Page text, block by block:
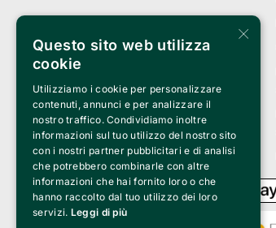
×
Questo sito web utilizza
cookie
Utilizziamo i cookie per personalizzare
contenuti, annunci e per analizzare il
nostro traffico. Condividiamo inoltre
informazioni sul tuo utilizzo del nostro sito
con i nostri partner pubblicitari e di analisi
che potrebbero combinarle con altre
informazioni che hai fornito loro o che
hanno raccolto dal tuo utilizzo dei loro
servizi. Leggi di più